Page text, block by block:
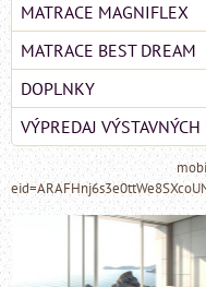
MATRACE MAGNIFLEX
MATRACE BEST DREAM
DOPLNKY
VÝPREDAJ